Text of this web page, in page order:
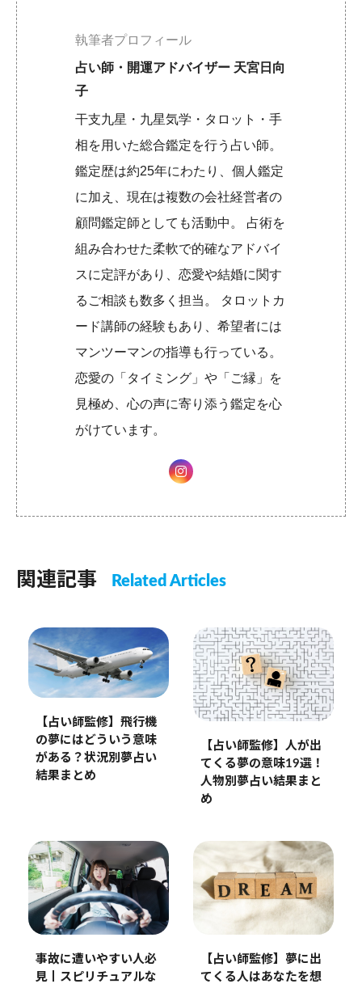
執筆者プロフィール
占い師・開運アドバイザー 天宮日向
子
干支九星・九星気学・タロット・手
相を用いた総合鑑定を行う占い師。
鑑定歴は約25年にわたり、個人鑑定
に加え、現在は複数の会社経営者の
顧問鑑定師としても活動中。 占術を
組み合わせた柔軟で的確なアドバイ
スに定評があり、恋愛や結婚に関す
るご相談も数多く担当。 タロットカ
ード講師の経験もあり、希望者には
マンツーマンの指導も行っている。
恋愛の「タイミング」や「ご縁」を
見極め、心の声に寄り添う鑑定を心
がけています。
関連記事 Related Articles
【占い師監修】飛行機
の夢にはどういう意味
がある？状況別夢占い
結果まとめ
【占い師監修】人が出
てくる夢の意味19選！
人物別夢占い結果まと
め
事故に遭いやすい人必
見丨スピリチュアルな
【占い師監修】夢に出
てくる人はあなたを想